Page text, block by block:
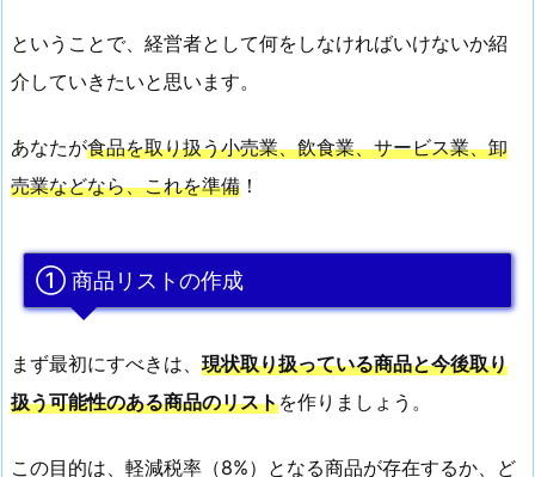
ということで、経営者として何をしなければいけないか紹
介していきたいと思います。
あなたが食品を取り扱う小売業、飲食業、サービス業、卸
売業などなら、これを準備 ！
① 商品リストの作成
まず最初にすべきは、 現状取り扱っている商品と今後取り
扱う可能性のある商品のリストを作りましょう。
この目的は、軽減税率（8%）となる商品が存在するか、ど